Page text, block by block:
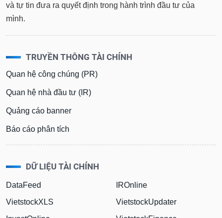
và tự tin đưa ra quyết định trong hành trình đầu tư của
mình.
TRUYỀN THÔNG TÀI CHÍNH
Quan hệ công chúng (PR)
Quan hệ nhà đầu tư (IR)
Quảng cáo banner
Báo cáo phân tích
DỮ LIỆU TÀI CHÍNH
DataFeed
VietstockXLS
IROnline
VietstockUpdater
tài
chính